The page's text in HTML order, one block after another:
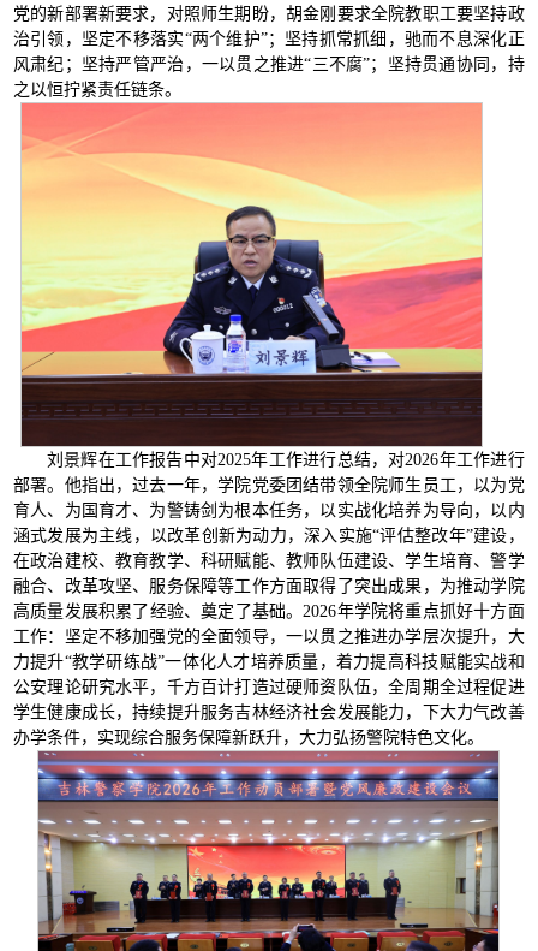
党的新部署新要求，对照师生期盼，胡金刚要求全院教职工要坚持政
治引领，坚定不移落实“两个维护”；坚持抓常抓细，驰而不息深化正
风肃纪；坚持严管严治，一以贯之推进“三不腐”；坚持贯通协同，持
之以恒拧紧责任链条。
刘景辉在工作报告中对2025年工作进行总结，对2026年工作进行
部署。他指出，过去一年，学院党委团结带领全院师生员工，以为党
育人、为国育才、为警铸剑为根本任务，以实战化培养为导向，以内
涵式发展为主线，以改革创新为动力，深入实施“评估整改年”建设，
在政治建校、教育教学、科研赋能、教师队伍建设、学生培育、警学
融合、改革攻坚、服务保障等工作方面取得了突出成果，为推动学院
高质量发展积累了经验、奠定了基础。2026年学院将重点抓好十方面
工作：坚定不移加强党的全面领导，一以贯之推进办学层次提升，大
力提升“教学研练战”一体化人才培养质量，着力提高科技赋能实战和
公安理论研究水平，千方百计打造过硬师资队伍，全周期全过程促进
学生健康成长，持续提升服务吉林经济社会发展能力，下大力气改善
办学条件，实现综合服务保障新跃升，大力弘扬警院特色文化。